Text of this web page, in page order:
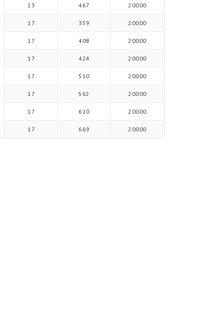
13 467 20000
17 359 20000
17 408 20000
17 424 20000
17 510 20000
17 562 20000
17 610 20000
17 669 20000